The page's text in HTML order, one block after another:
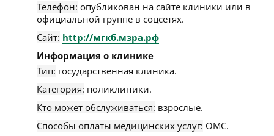
Телефон: опубликован на сайте клиники или в
официальной группе в соцсетях.
Сайт: http://мгкб.мзра.рф
Информация о клинике
Тип: государственная клиника.
Категория: поликлиники.
Кто может обслуживаться: взрослые.
Способы оплаты медицинских услуг: ОМС.